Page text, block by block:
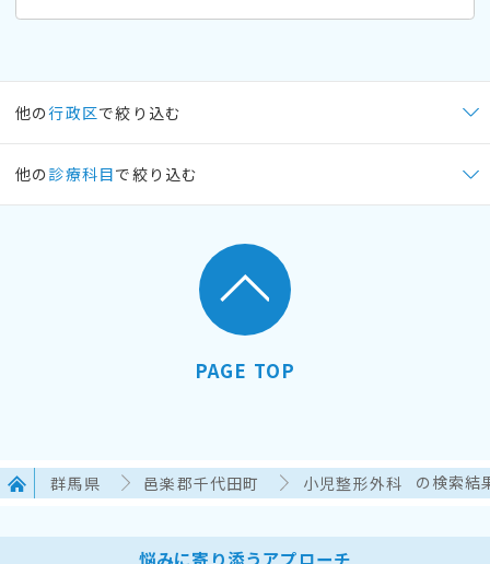
他の行政区で絞り込む
他の 診療科目で絞り込む
PAGE TOP
群馬県 邑楽郡千代田町 小児整形外科 の検索結
悩みに寄り添うアプローチ